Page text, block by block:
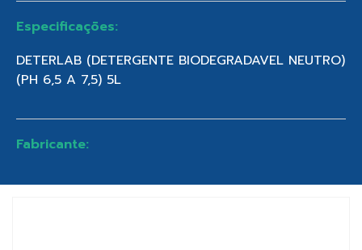
Especificações:
DETERLAB (DETERGENTE BIODEGRADAVEL NEUTRO)
(PH 6,5 A 7,5) 5L
Fabricante: